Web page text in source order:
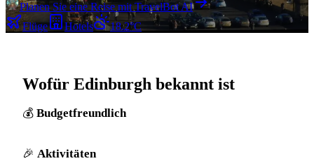
Planen Sie eine Reise mit TravelBot AI
Flüge
Hotels 18.2°C
Wofür Edinburgh bekannt ist
Budgetfreundlich
Aktivitäten